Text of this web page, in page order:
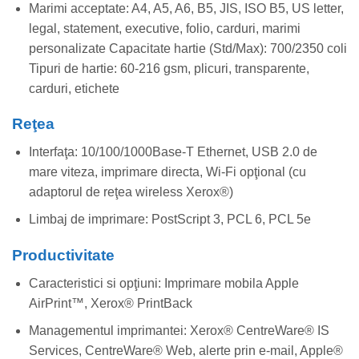
Marimi acceptate: A4, A5, A6, B5, JIS, ISO B5, US letter,
legal, statement, executive, folio, carduri, marimi
personalizate Capacitate hartie (Std/Max): 700/2350 coli
Tipuri de hartie: 60-216 gsm, plicuri, transparente,
carduri, etichete
Reţea
Interfaţa: 10/100/1000Base-T Ethernet, USB 2.0 de
mare viteza, imprimare directa, Wi-Fi opţional (cu
adaptorul de reţea wireless Xerox®)
Limbaj de imprimare: PostScript 3, PCL 6, PCL 5e
Productivitate
Caracteristici si opţiuni: Imprimare mobila Apple
AirPrint™, Xerox® PrintBack
Managementul imprimantei: Xerox® CentreWare® IS
Services, CentreWare® Web, alerte prin e-mail, Apple®